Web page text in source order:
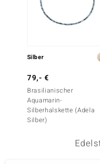
Silber
79,- €
Brasilianischer
Aquamarin-
Silberhalskette (Adela
Silber)